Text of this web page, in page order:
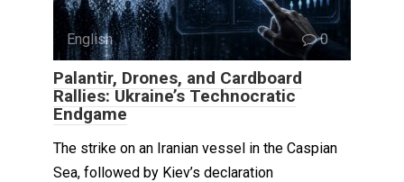
English 0
Palantir, Drones, and Cardboard
Rallies: Ukraine’s Technocratic
Endgame
The strike on an Iranian vessel in the Caspian
Sea, followed by Kiev’s declaration